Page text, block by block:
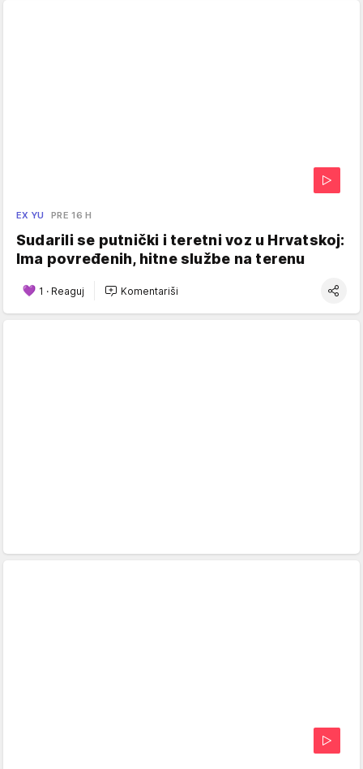
EX YU PRE 16 H
Sudarili se putnički i teretni voz u Hrvatskoj:
Ima povređenih, hitne službe na terenu
1 · Reaguj Komentariši